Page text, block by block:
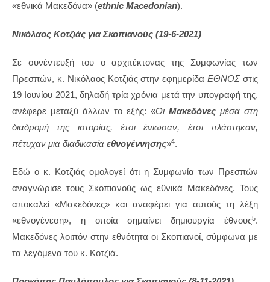
«εθνικά Μακεδόνα» (ethnic Macedonian).
Νικόλαος Κοτζιάς για Σκοπιανούς (19-6-2021)
Σε συνέντευξή του ο αρχιτέκτονας της Συμφωνίας των
Πρεσπών, κ. Νικόλαος Κοτζιάς στην εφημερίδαΕΘΝΟΣστις
19 Ιουνίου 2021, δηλαδή τρία χρόνια μετά την υπογραφή της,
ανέφερε μεταξύ άλλων το εξής: «Οι Μακεδόνες μέσα στη
διαδρομή της ιστορίας, έτσι ένιωσαν, έτσι πλάστηκαν,
πέτυχαν μια διαδικασία εθνογέννησης»4.
Εδώ ο κ. Κοτζιάς ομολογεί ότι η Συμφωνία των Πρεσπών
αναγνώρισε τους Σκοπιανούς ως εθνικά Μακεδόνες. Τους
αποκαλεί «Μακεδόνες» και αναφέρει για αυτούς τη λέξη
«εθνογένεση», η οποία σημαίνει δημιουργία έθνους5.
Μακεδόνες λοιπόν στην εθνότητα οι Σκοπιανοί, σύμφωνα με
τα λεγόμενα του κ. Κοτζιά.